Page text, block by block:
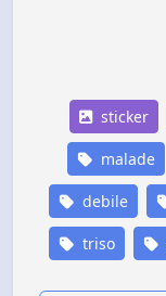
sticker
malade
debile
triso